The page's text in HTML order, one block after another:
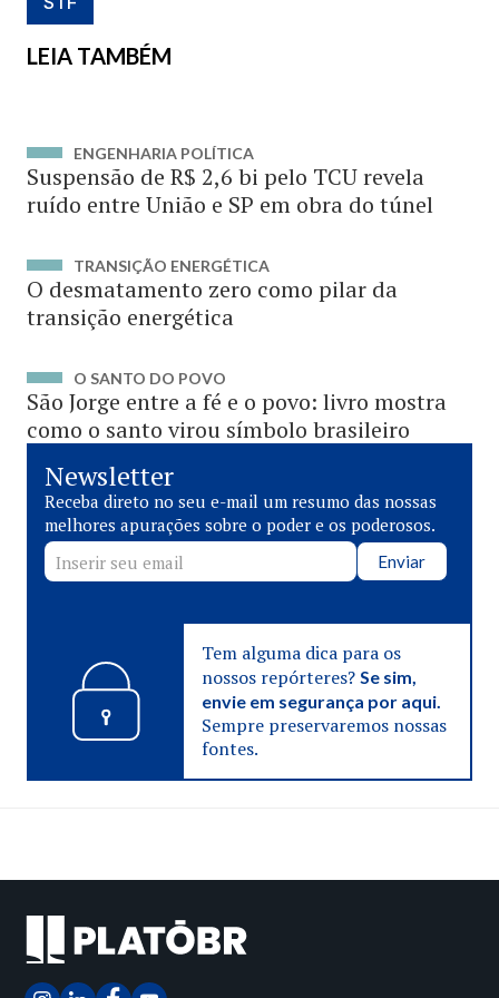
LEIA TAMBÉM
ENGENHARIA POLÍTICA
Suspensão de R$ 2,6 bi pelo TCU revela
ruído entre União e SP em obra do túnel
TRANSIÇÃO ENERGÉTICA
O desmatamento zero como pilar da
transição energética
O SANTO DO POVO
São Jorge entre a fé e o povo: livro mostra
como o santo virou símbolo brasileiro
Newsletter
Receba direto no seu e-mail um resumo das nossas
melhores apurações sobre o poder e os poderosos.
Enviar
Tem alguma dica para os
nossos repórteres? Se sim,
envie em segurança por aqui.
Sempre preservaremos nossas
fontes.